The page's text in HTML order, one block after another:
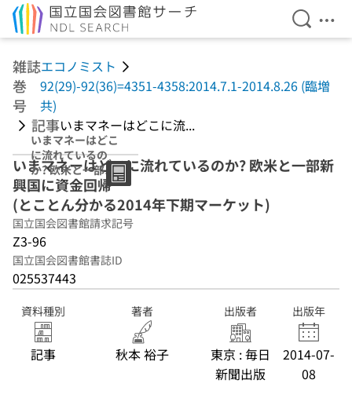
検索を
メ
雑誌エコノミスト
巻
号
92(29)-92(36)=4351-4358:2014.7.1-2014.8.26 (臨増
共)
記事いまマネーはどこに流...
いまマネーはどこ
に流れているの
か? 欧米と一部新
興国に資金回帰
(とことん分かる
2014年下期マー
ケット)
いまマネーはどこに流れているのか? 欧米と一部新
興国に資金回帰
(とことん分かる2014年下期マーケット)
国立国会図書館請求記号
Z3-96
国立国会図書館書誌ID
025537443
資料種別
記事
著者
秋本 裕子
出版者
東京 : 毎日
新聞出版
出版年
2014-07-
08